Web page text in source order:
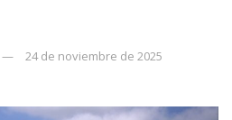
24 de noviembre de 2025